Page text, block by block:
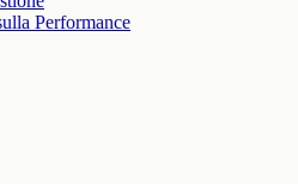
Performance